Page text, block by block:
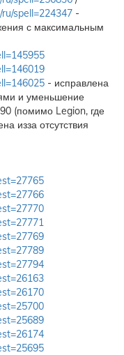
spell=224347 -
с максимальным
- исправлена
и уменьшение
(помимо Legion, где
изза отсутствия